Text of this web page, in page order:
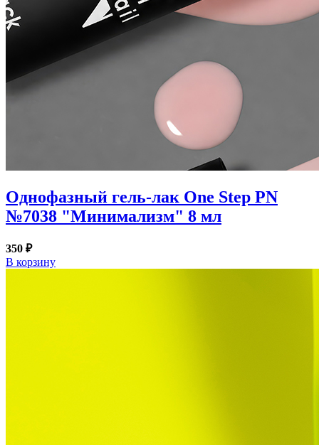
Однофазный гель-лак One Step PN
№7038 "Минимализм" 8 мл
350 ₽
В корзину